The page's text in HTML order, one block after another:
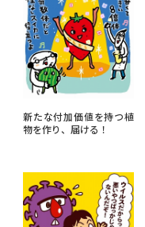
このサイトについて
発送状況の確認 テレメール
せ先 テレメール進学カ
新たな付加価値を持つ植
物を作り、届ける！